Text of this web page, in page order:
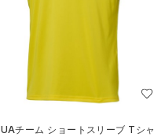
UAチーム ショートスリーブ Tシャ